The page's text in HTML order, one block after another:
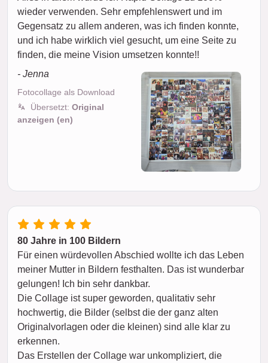
wieder verwenden. Sehr empfehlenswert und im
Gegensatz zu allem anderen, was ich finden konnte,
und ich habe wirklich viel gesucht, um eine Seite zu
finden, die meine Vision umsetzen konnte!!
- Jenna
Fotocollage als Download
Übersetzt: Original
anzeigen (en)
80 Jahre in 100 Bildern
Für einen würdevollen Abschied wollte ich das Leben
meiner Mutter in Bildern festhalten. Das ist wunderbar
gelungen! Ich bin sehr dankbar.
Die Collage ist super geworden, qualitativ sehr
hochwertig, die Bilder (selbst die der ganz alten
Originalvorlagen oder die kleinen) sind alle klar zu
erkennen.
Das Erstellen der Collage war unkompliziert, die